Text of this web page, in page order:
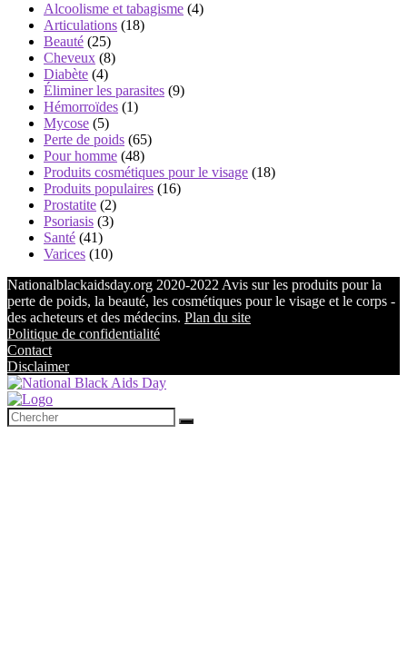
Alcoolisme et tabagisme (4)
Articulations (18)
Beauté (25)
Cheveux (8)
Diabète (4)
Éliminer les parasites (9)
Hémorroïdes (1)
Mycose (5)
Perte de poids (65)
Pour homme (48)
Produits cosmétiques pour le visage (18)
Produits populaires (16)
Prostatite (2)
Psoriasis (3)
Santé (41)
Varices (10)
Nationalblackaidsday.org 2020-2022 Avis sur les produits pour la
perte de poids, la beauté, les cosmétiques pour le visage et le corps -
des acheteurs et des médecins. Plan du site
Politique de confidentialité
Contact
Disclaimer